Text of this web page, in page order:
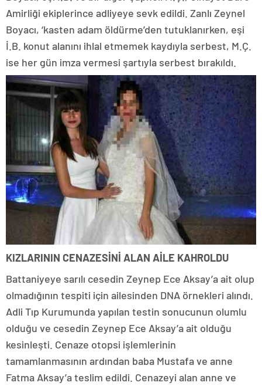
Amirliği ekiplerince adliyeye sevk edildi. Zanlı Zeynel
Boyacı, ‘kasten adam öldürme’den tutuklanırken, eşi
İ.B. konut alanını ihlal etmemek kaydıyla serbest, M.Ç.
ise her gün imza vermesi şartıyla serbest bırakıldı.
KIZLARININ CENAZESİNİ ALAN AİLE KAHROLDU
Battaniyeye sarılı cesedin Zeynep Ece Aksay’a ait olup
olmadığının tespiti için ailesinden DNA örnekleri alındı.
Adli Tıp Kurumunda yapılan testin sonucunun olumlu
olduğu ve cesedin Zeynep Ece Aksay’a ait olduğu
kesinleşti. Cenaze otopsi işlemlerinin
tamamlanmasının ardından baba Mustafa ve anne
Fatma Aksay’a teslim edildi. Cenazeyi alan anne ve